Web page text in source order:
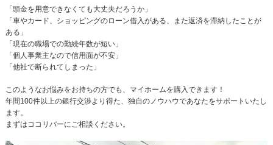
「頭金を用意できなくても大丈夫だろうか」
「車やカード、ショッピングのローン借入がある、また返済を滞納したことが
ある」
「現在の職場での勤続年数が短い」
「個人事業主なので信用面が不安」
「他社で断られてしまった」
このようなお悩みをお持ちの方でも、マイホームを購入できます！
年間100件以上の銀行交渉より得た、独自のノウハウであなたをサポートいたし
ます。
まずはココリバーにご相談ください。